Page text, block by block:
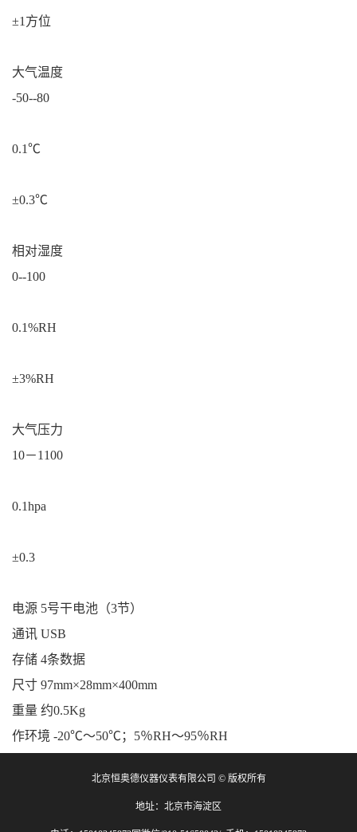
±1方位
大气温度
-50--80
0.1℃
±0.3℃
相对湿度
0--100
0.1%RH
±3%RH
大气压力
10－1100
0.1hpa
±0.3
电源 5号干电池（3节）
通讯 USB
存储 4条数据
尺寸 97mm×28mm×400mm
重量 约0.5Kg
作环境 -20℃～50℃；5％RH～95％RH
北京恒奥德仪器仪表有限公司 © 版权所有
地址：北京市海淀区